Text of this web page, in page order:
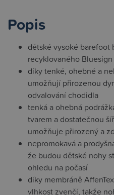
Popis
dětské vysoké barefoot
recyklovaného
díky tenké, ohebné a
umožňují přirozenou
odvalování chodidla
tenká a ohebná
tvarem a dostatečnou
umožňuje přirozený a
nepromokavá a
že budou dětské nohy
ohledu na počasí
díky membráně
vlhkost zvenčí, takže